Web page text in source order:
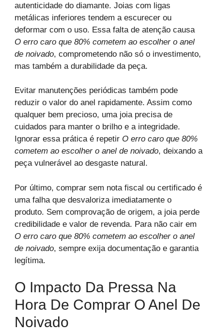
autenticidade do diamante. Joias com ligas
metálicas inferiores tendem a escurecer ou
deformar com o uso. Essa falta de atenção causa
O erro caro que 80% cometem ao escolher o anel
de noivado, comprometendo não só o investimento,
mas também a durabilidade da peça.
Evitar manutenções periódicas também pode
reduzir o valor do anel rapidamente. Assim como
qualquer bem precioso, uma joia precisa de
cuidados para manter o brilho e a integridade.
Ignorar essa prática é repetir O erro caro que 80%
cometem ao escolher o anel de noivado, deixando a
peça vulnerável ao desgaste natural.
Por último, comprar sem nota fiscal ou certificado é
uma falha que desvaloriza imediatamente o
produto. Sem comprovação de origem, a joia perde
credibilidade e valor de revenda. Para não cair em
O erro caro que 80% cometem ao escolher o anel
de noivado, sempre exija documentação e garantia
legítima.
O Impacto Da Pressa Na
Hora De Comprar O Anel De
Noivado